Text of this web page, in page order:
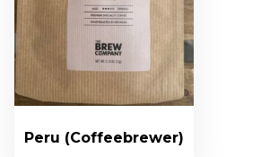
Peru (Coffeebrewer)